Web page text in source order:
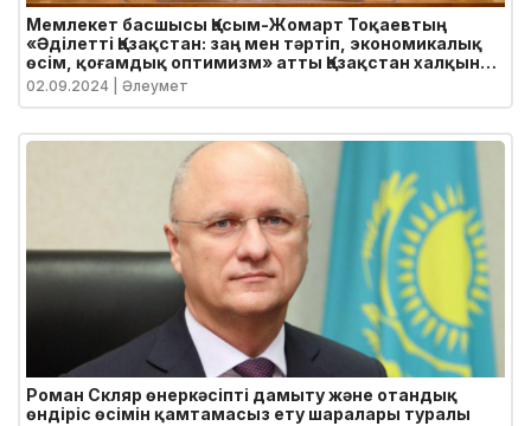
Мемлекет басшысы Қасым-Жомарт Тоқаевтың
«Әділетті Қазақстан: заң мен тәртіп, экономикалық
өсім, қоғамдық оптимизм» атты Қазақстан халқына
Жолдауы
02.09.2024 | Әлеумет
Роман Скляр өнеркәсіпті дамыту және отандық
өндіріс өсімін қамтамасыз ету шаралары туралы